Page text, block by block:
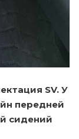
SV. У
передней
сидений